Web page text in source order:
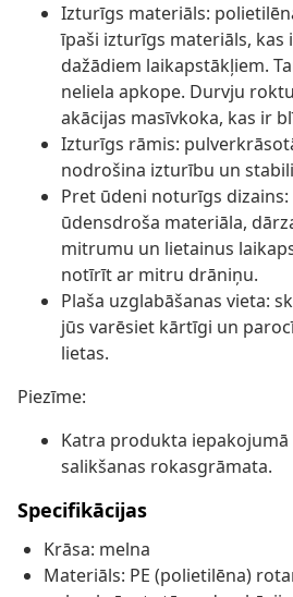
Izturīgs materiāls:
īpaši izturīgs materiāls,
dažādiem laikapstākļiem.
neliela apkope. Durvju
akācijas masīvkoka, kas ir
Izturīgs rāmis:
nodrošina izturību un
Pret ūdeni noturīgs
ūdensdroša materiāla,
mitrumu un lietainus
notīrīt ar mitru drāniņu.
Plaša uzglabāšanas vieta:
jūs varēsiet kārtīgi un
lietas.
Piezīme:
Katra produkta
salikšanas rokasgrāmata.
Specifikācijas
Krāsa: melna
Materiāls: PE (polietilēna)